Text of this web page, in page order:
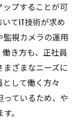
ップすることが可
てIT技術が求め
監視カメラの運用
き方も、正社員
ざまなニーズに
して働く方々
ているため、や
。